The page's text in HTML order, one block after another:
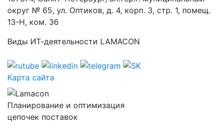
округ № 65, ул. Оптиков, д. 4, корп. 3, стр. 1, помещ.
13-Н, ком. 36
Виды ИТ-деятельности LAMACON
Карта сайта
Планирование и оптимизация
цепочек поставок